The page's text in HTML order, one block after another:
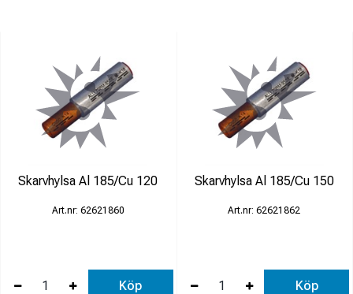
Skarvhylsa Al 185/Cu 120
62621860
Köp
Skarvhylsa Al 185/Cu 150
62621862
Köp